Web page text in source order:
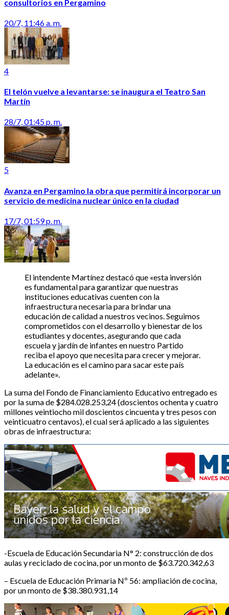
consultorios en Pergamino
20/7, 11:46 a. m.
4
El telón vuelve a levantarse: se inaugura el Teatro San
Martín
28/7, 01:45 p. m.
5
Avanza en Pergamino la obra que permitirá incorporar un
servicio de medicina nuclear único en la ciudad
17/7, 01:59 p. m.
El intendente Martínez destacó que «esta inversión
es fundamental para garantizar que nuestras
instituciones educativas cuenten con la
infraestructura necesaria para brindar una
educación de calidad a nuestros vecinos. Seguimos
comprometidos con el desarrollo y bienestar de los
estudiantes y docentes, asegurando que cada
escuela y jardín de infantes en nuestro Partido
reciba el apoyo que necesita para crecer y mejorar.
La educación es el camino para sacar este país
adelante».
La suma del Fondo de Financiamiento Educativo entregado es
por la suma de $284.028.253,24 (doscientos ochenta y cuatro
millones veintiocho mil doscientos cincuenta y tres pesos con
veinticuatro centavos), el cual será aplicado a las siguientes
obras de infraestructura:
-Escuela de Educación Secundaria N° 2: construcción de dos
aulas y reciclado de cocina, por un monto de $63.720.342,63
– Escuela de Educación Primaria Nº 56: ampliación de cocina,
por un monto de $38.380.931,14